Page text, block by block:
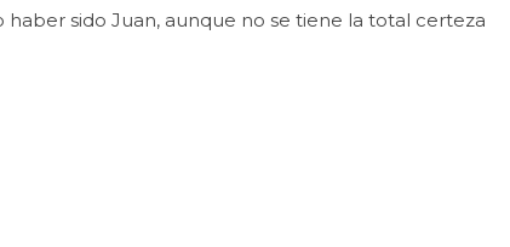
haber sido Juan, aunque no se tiene la total certeza